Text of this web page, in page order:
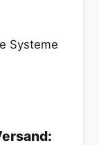
Systeme